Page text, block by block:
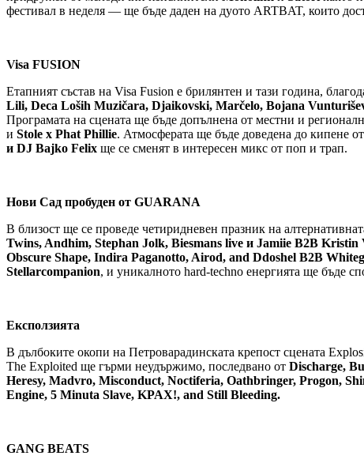
фестивал в неделя — ще бъде даден на дуото ARTBAT, които
Visa FUSION
Етапният състав на Visa Fusion е брилянтен и тази година,
Lili, Deca Loših Muzičara, Djaikovski, Marčelo, Bojana
Програмата на сцената ще бъде допълнена от местни и
и Stole x Phat Phillie. Атмосферата ще бъде доведена до кипене от
и DJ Bajko Felix ще се сменят в интересен микс от поп и трап.
Нови Сад пробуден от GUARANA
В близост ще се проведе четиридневен празник на
Twins, Andhim, Stephan Jolk, Biesmans live и Jamiie B2B Kristin
Obscure Shape, Indira Paganotto, Airod, and Ddoshel B2B
Stellarcompanion, и уникалното hard-techno енергията ще бъде
Ексползията
В дълбоките окопи на Петроварадинската крепост сцената
The Exploited ще гърми неудържимо, последвано от Discharge,
Heresy, Madvro, Misconduct, Noctiferia, Oathbringer, Progon,
Engine, 5 Minuta Slave, KPAX!, and Still Bleeding.
GANG BEATS